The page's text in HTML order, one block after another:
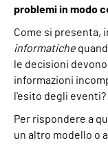
problemi in modo
Come si presenta,
informatiche
le decisioni
informazioni
l'esito degli eventi?
Per rispondere a
un altro modello o